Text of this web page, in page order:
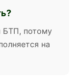
БТП, потому
на